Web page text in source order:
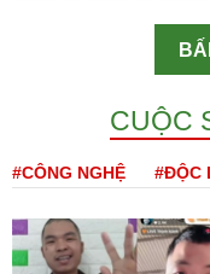
CUỘC
#CÔNG NGHỆ #ĐỘC